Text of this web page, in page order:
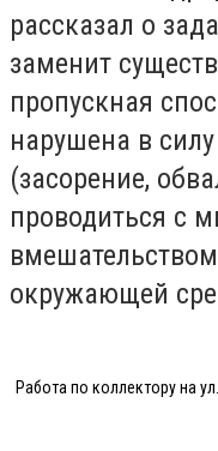
рассказал о
заменит
пропускная
нарушена в
(засорение,
проводиться с
вмешательством
окружающей
Работа по коллектору на